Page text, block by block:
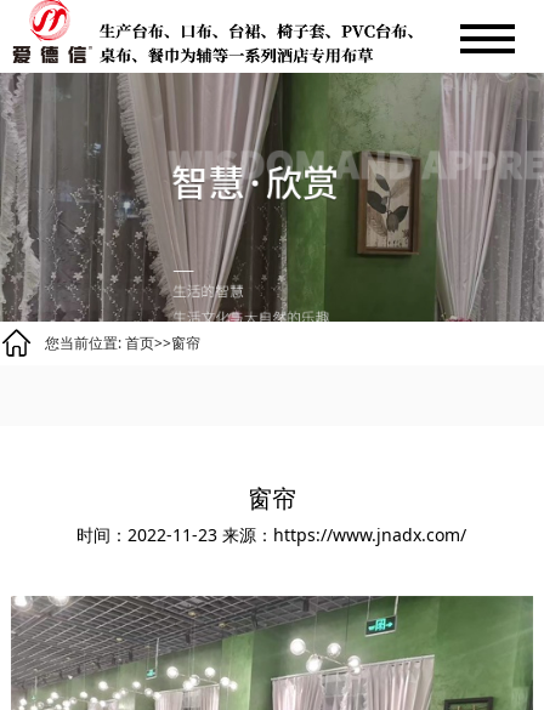
您当前位置:首页>>窗帘
窗帘
时间：2022-11-23来源：https://www.jnadx.com/